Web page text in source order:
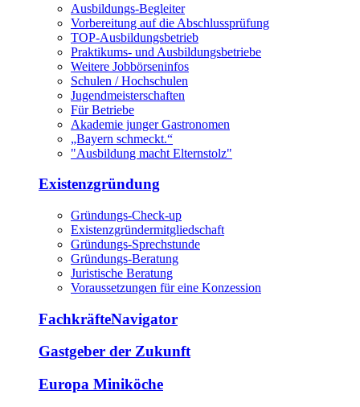
Ausbildungs-Begleiter
Vorbereitung auf die Abschlussprüfung
TOP-Ausbildungsbetrieb
Praktikums- und Ausbildungsbetriebe
Weitere Jobbörseninfos
Schulen / Hochschulen
Jugendmeisterschaften
Für Betriebe
Akademie junger Gastronomen
„Bayern schmeckt.“
"Ausbildung macht Elternstolz"
Existenzgründung
Gründungs-Check-up
Existenzgründermitgliedschaft
Gründungs-Sprechstunde
Gründungs-Beratung
Juristische Beratung
Voraussetzungen für eine Konzession
FachkräfteNavigator
Gastgeber der Zukunft
Europa Miniköche